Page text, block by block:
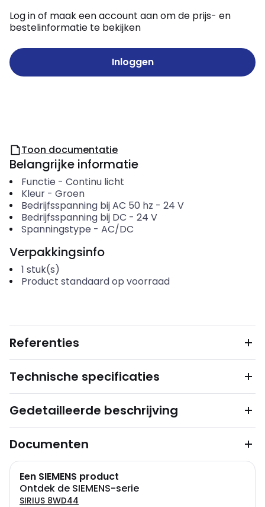
Log in of maak een account aan om de prijs- en
bestelinformatie te bekijken
Inloggen
Toon documentatie
Belangrijke informatie
Functie - Continu licht
Kleur- Groen
Bedrijfsspanning bij AC 50 hz - 24 V
Bedrijfsspanning bij DC - 24 V
Spanningstype - AC/DC
Verpakkingsinfo
1 stuk(s)
Product standaard op voorraad
Referenties
Technische specificaties
Gedetailleerde beschrijving
Documenten
Een SIEMENS product
Ontdek de SIEMENS-serie
SIRIUS 8WD44